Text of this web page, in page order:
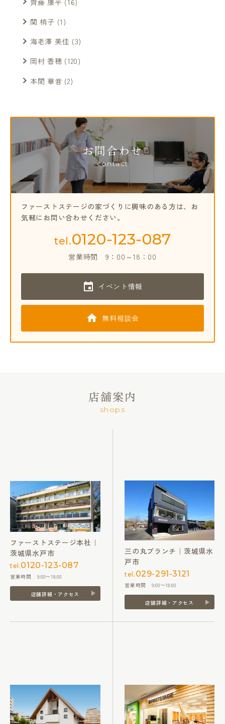
関 梢子 (1)
海老澤 美佳 (3)
岡村 香穂 (120)
本間 華音 (2)
お問合わせ
contact
ファーストステージの家づくりに興味のある方は、 お
気軽にお問い合わせください。
tel.0120-123-087
営業時間 9：00～18：00
イベント情報
無料相談会
店舗案内
shops
ファーストステージ本社｜
茨城県水戸市
tel.0120-123-087
営業時間 9:00〜18:00
店舗詳細・アクセス
三の丸ブランチ｜茨城県水
戸市
tel. 029-291-3121
営業時間 9:00〜18:00
店舗詳細・アクセス